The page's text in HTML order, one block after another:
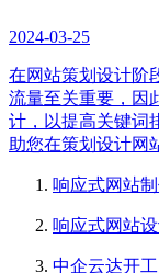
2024-03-25
在网站策划设计阶
流量至关重要，因
计，以提高关键词
助您在策划设计网
响应式网站
响应式网站
中企云达开